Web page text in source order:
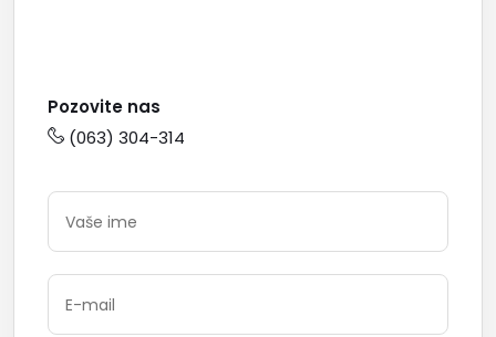
Pozovite nas
(063) 304-314